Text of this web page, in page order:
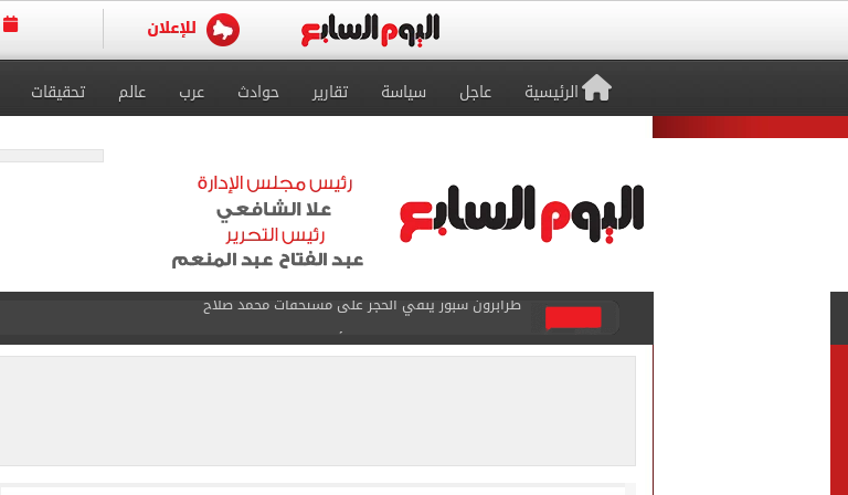
الرئيسية عاجل سياسة تقارير حوادث عرب عالم تحقيقات
منتخب ناشئات كرة اليد يخسر أمام إسبانيا 27 - 26 فى نصف نهائى بطولة العالم
قفزة أعادت الزمن الجميل.. رأسية وائل جمعة فى مران الأهلي تستحضر أمجاد الصخرة
مشاهد ساحرة على شاطئ رأس البر في أجواء صيفية مميزة.. فيديو